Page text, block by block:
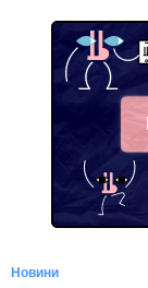
Новини